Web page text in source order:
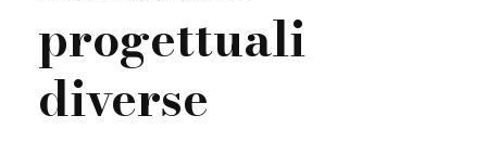
progettuali
diverse